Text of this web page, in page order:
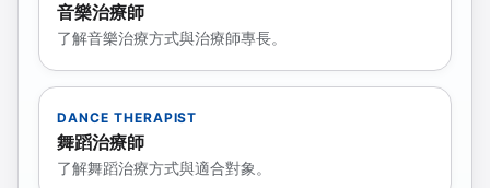
音樂治療師
了解音樂治療方式與治療師專長。
DANCE THERAPIST
舞蹈治療師
了解舞蹈治療方式與適合對象。